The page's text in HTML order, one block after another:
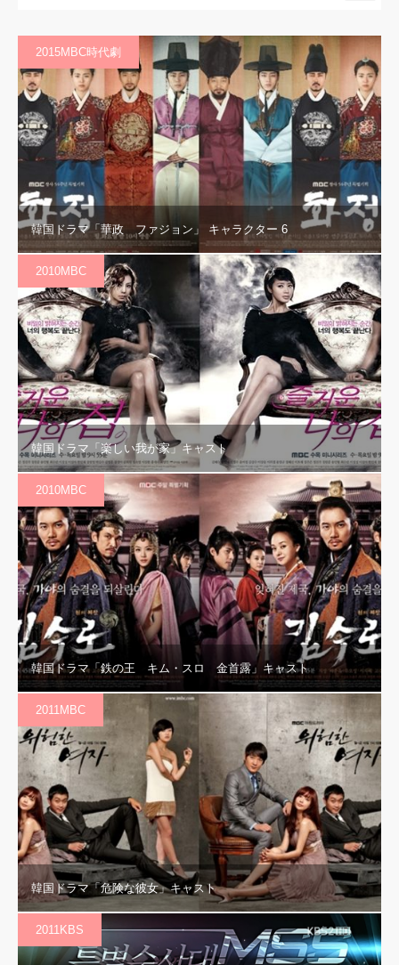
2015MBC時代劇
韓国ドラマ「華政 ファジョン」 キャラクター 6
2010MBC
韓国ドラマ「楽しい我が家」キャスト
2010MBC
韓国ドラマ「鉄の王 キム・スロ 金首露」キャスト
2011MBC
韓国ドラマ「危険な彼女」キャスト
2011KBS